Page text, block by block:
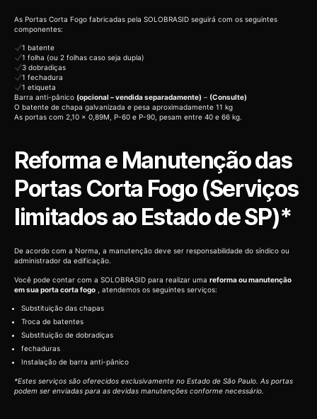
As Portas Corta Fogo fabricadas pela SOLOBRASID seguirá com os seguintes
componentes:
1 batente
1 folha (ou 2 folhas caso seja dupla)
3 dobradiças
1 fechadura
1 etiqueta
Barra anti-pânico (opcional – vendida separadamente) – (Consulte)
O batente de chapa galvanizada e pesa aproximadamente 11 kg
As portas com 2,10 x 0,89M, P-60 e P-90, pesam entre 40 e 66 kg.
Reforma e Manutenção das
Portas Corta Fogo (Serviços
limitados ao Estado de SP)*
De acordo com a Norma, a manutenção deve ser responsabilidade do síndico ou
administrador da edificação.
Você pode contar com a SOLOBRASID para realizar uma reforma ou manutenção
em sua porta corta fogo , atendemos os seguintes serviços:
Substituição das chapas
Troca de batentes
Substituição de dobradiças
fechaduras
Instalação de barra anti-pânico
*Estes serviços são oferecidos exclusivamente no Estado de São Paulo. As portas
podem ser enviadas para as devidas manutenções conforme necessário.